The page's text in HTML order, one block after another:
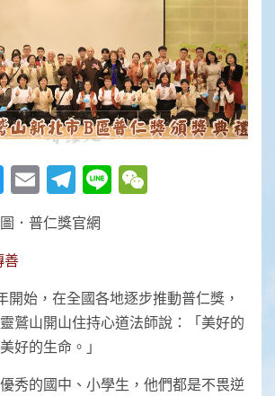
Twitter
EmailTelegram
Line
．普仁獎官網
善
開始，在全國各地逐步推動普仁獎，
鷲山開山住持心道法師說：「美好的
好的生命。」
秀的國中、小學生，他們都是不畏逆